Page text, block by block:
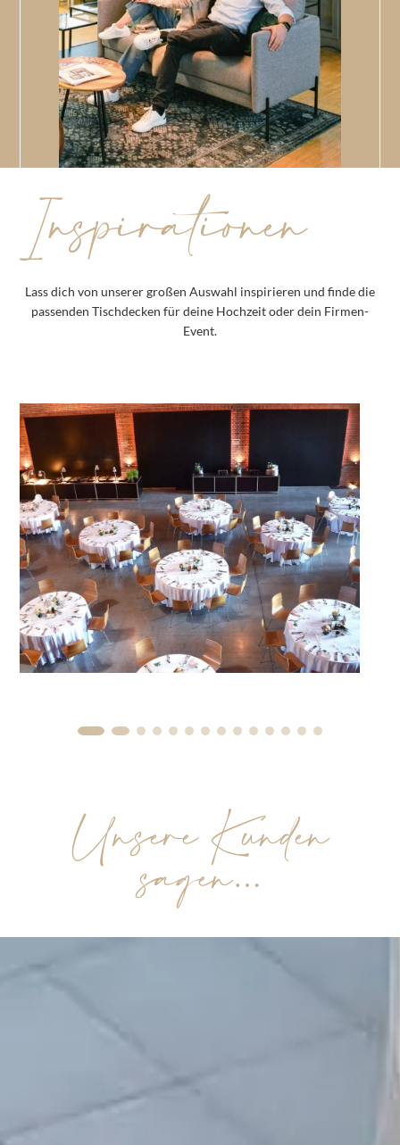
Inspirationen
Lass dich von unserer großen Auswahl inspirieren und finde die
passenden Tischdecken für deine Hochzeit oder dein Firmen-
Event.
Unsere Kunden
sagen…